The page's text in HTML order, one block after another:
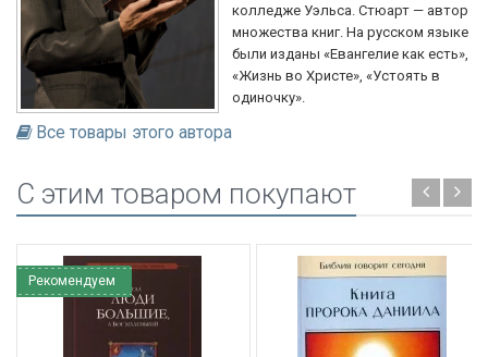
колледже Уэльса. Стюарт — автор
множества книг. На русском языке
были изданы «Евангелие как есть»,
«Жизнь во Христе», «Устоять в
одиночку».
Все товары этого автора
C этим товаром покупают
Рекомендуем